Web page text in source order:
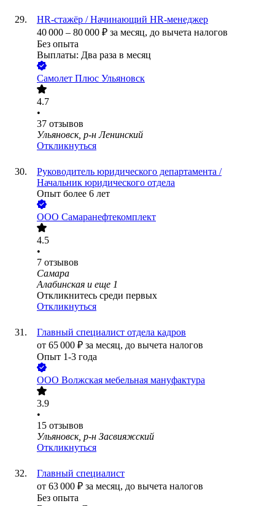
HR-стажёр / Начинающий HR-менеджер
40 000 – 80 000 ₽ за месяц, до вычета налогов
Без опыта
Выплаты: Два раза в месяц
Самолет Плюс Ульяновск
4.7
•
37 отзывов
Ульяновск, р-н Ленинский
Откликнуться
Руководитель юридического департамента /
Начальник юридического отдела
Опыт более 6 лет
ООО Самаранефтекомплект
4.5
•
7 отзывов
Самара
Алабинская и еще 1
Откликнитесь среди первых
Откликнуться
Главный специалист отдела кадров
от 65 000 ₽ за месяц, до вычета налогов
Опыт 1-3 года
ООО Волжская мебельная мануфактура
3.9
•
15 отзывов
Ульяновск, р-н Засвияжский
Откликнуться
Главный специалист
от 63 000 ₽ за месяц, до вычета налогов
Без опыта